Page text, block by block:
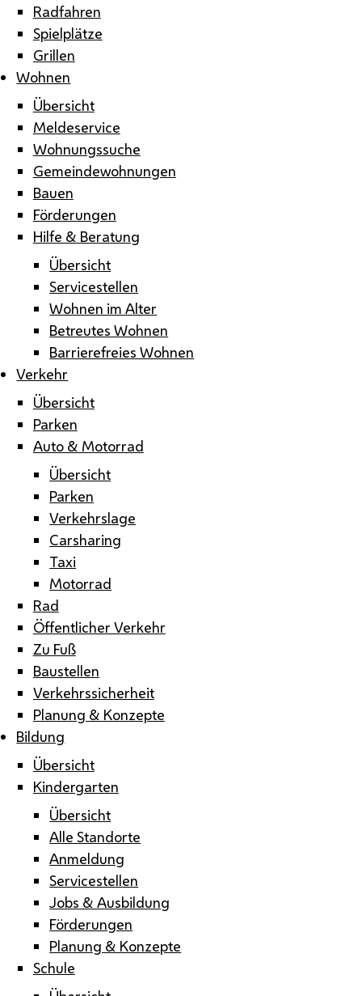
Radfahren
Spielplätze
Grillen
Wohnen
Übersicht
Meldeservice
Wohnungssuche
Gemeindewohnungen
Bauen
Förderungen
Hilfe & Beratung
Übersicht
Servicestellen
Wohnen im Alter
Betreutes Wohnen
Barrierefreies Wohnen
Verkehr
Übersicht
Parken
Auto & Motorrad
Übersicht
Parken
Verkehrslage
Carsharing
Taxi
Motorrad
Rad
Öffentlicher Verkehr
Zu Fuß
Baustellen
Verkehrssicherheit
Planung & Konzepte
Bildung
Übersicht
Kindergarten
Übersicht
Alle Standorte
Anmeldung
Servicestellen
Jobs & Ausbildung
Förderungen
Planung & Konzepte
Schule